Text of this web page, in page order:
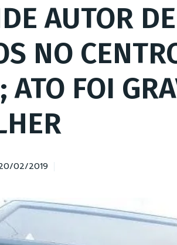
AUTOR
NO
ATO FOI
02/2019